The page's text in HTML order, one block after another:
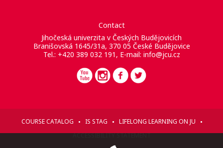
Contact
Jihočeská univerzita v Českých Budějovicích
Branišovská 1645/31a, 370 05 České Budějovice
Tel.: +420 389 032 191, E-mail: info@jcu.cz
COURSE CATALOG IS STAG
LIFELONG LEARNING ON JU
ACCESSIBILITY STATEMENT